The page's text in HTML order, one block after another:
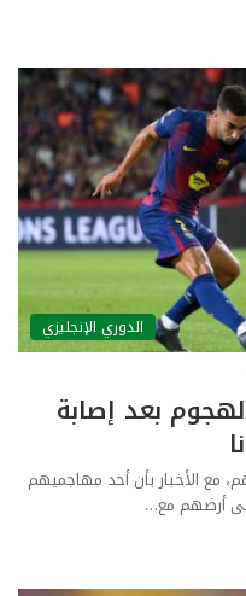
الدوري الإنجليزي
بعد إصابة
مع الأخبار بأن أحد مهاجميهم
أرضهم مع…